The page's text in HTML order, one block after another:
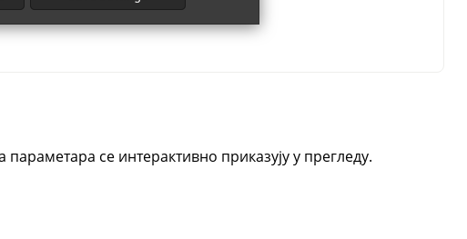
се интерактивно приказују у прегледу.